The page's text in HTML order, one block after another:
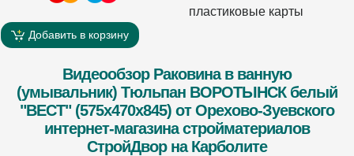
пластиковые карты
Добавить в корзину
Видеообзор Раковина в ванную
(умывальник) Тюльпан ВОРОТЫНСК белый
"ВЕСТ" (575х470х845) от Орехово-Зуевского
интернет-магазина стройматериалов
СтройДвор на Карболите